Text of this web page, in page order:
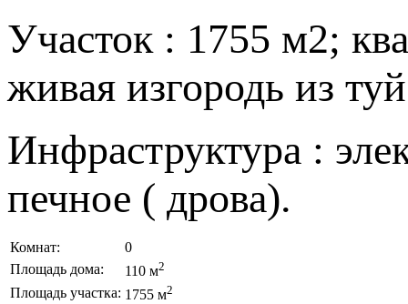
Участок : 1755 м2;
живая изгородь из
Инфраструктура :
печное ( дрова).
Комнат:
0
Площадь дома:
110 м2
Площадь участка: 1755 м2